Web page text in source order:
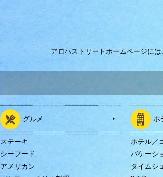
アロハストリートホームページには
グルメ
ステーキ
シーフード
アメリカン
ホ
ホテル／
バケーシ
タイムシ